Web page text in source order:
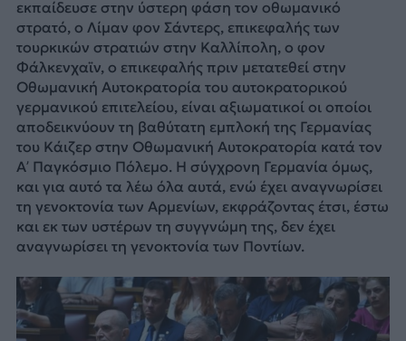
εκπαίδευσε στην ύστερη φάση τον οθωμανικό
στρατό, ο Λίμαν φον Σάντερς, επικεφαλής των
τουρκικών στρατιών στην Καλλίπολη, ο φον
Φάλκενχαϊν, ο επικεφαλής πριν μετατεθεί στην
Οθωμανική Αυτοκρατορία του αυτοκρατορικού
γερμανικού επιτελείου, είναι αξιωματικοί οι οποίοι
αποδεικνύουν τη βαθύτατη εμπλοκή της Γερμανίας
του Κάιζερ στην Οθωμανική Αυτοκρατορία κατά τον
Α’ Παγκόσμιο Πόλεμο. Η σύγχρονη Γερμανία όμως,
και για αυτό τα λέω όλα αυτά, ενώ έχει αναγνωρίσει
τη γενοκτονία των Αρμενίων, εκφράζοντας έτσι, έστω
και εκ των υστέρων τη συγγνώμη της, δεν έχει
αναγνωρίσει τη γενοκτονία των Ποντίων.